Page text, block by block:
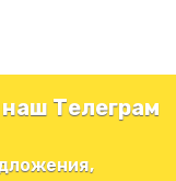
Телеграм